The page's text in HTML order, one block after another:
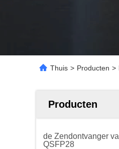
Thuis > Producten >
Producten
de Zendontvanger
QSFP28